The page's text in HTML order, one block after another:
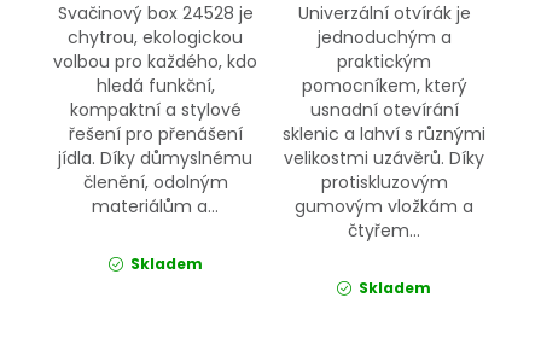
Svačinový box 24528 je
chytrou, ekologickou
volbou pro každého, kdo
hledá funkční,
kompaktní a stylové
řešení pro přenášení
jídla. Díky důmyslnému
členění, odolným
materiálům a...
Skladem
Univerzální otvírák je
jednoduchým a
praktickým
pomocníkem, který
usnadní otevírání
sklenic a lahví s různými
velikostmi uzávěrů. Díky
protiskluzovým
gumovým vložkám a
čtyřem...
Skladem